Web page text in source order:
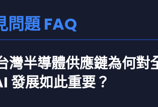
問題 FAQ
灣半導體供應鏈為何對
發展如此重要？